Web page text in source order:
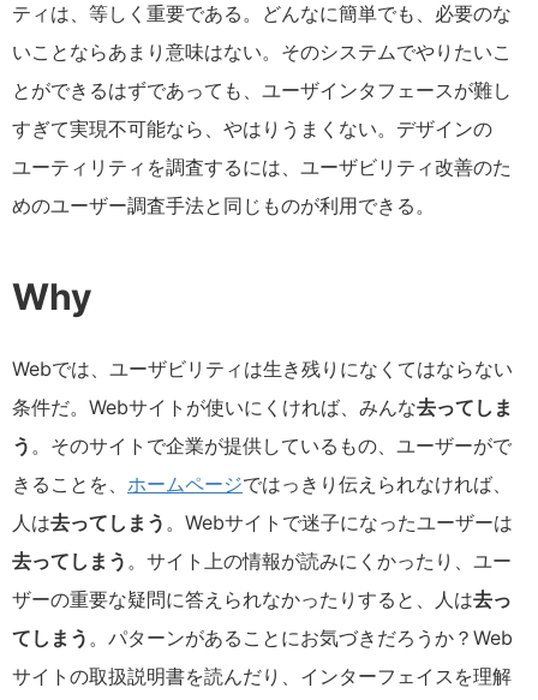
ティは、等しく重要である。どんなに簡単でも、必要のな
いことならあまり意味はない。そのシステムでやりたいこ
とができるはずであっても、ユーザインタフェースが難し
すぎて実現不可能なら、やはりうまくない。デザインの
ユーティリティを調査するには、ユーザビリティ改善のた
めのユーザー調査手法と同じものが利用できる。
Why
Webでは、ユーザビリティは生き残りになくてはならない
条件だ。Webサイトが使いにくければ、みんな去ってしま
う 。そのサイトで企業が提供しているもの、ユーザーがで
きることを、 ホームページではっきり伝えられなければ、
人は去ってしまう 。Webサイトで迷子になったユーザーは
去ってしまう 。サイト上の情報が読みにくかったり、ユー
ザーの重要な疑問に答えられなかったりすると、人は去っ
てしまう 。パターンがあることにお気づきだろうか？Web
サイトの取扱説明書を読んだり、インターフェイスを理解